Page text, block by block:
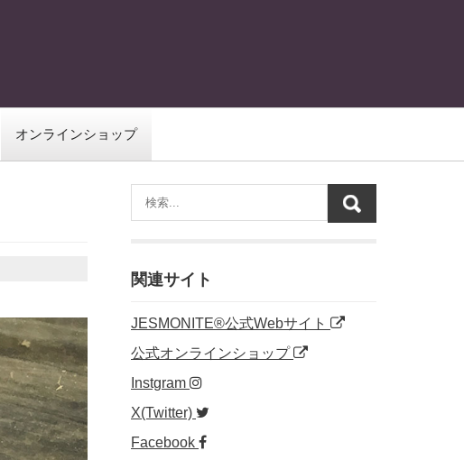
オンラインショップ
関連サイト
JESMONITE®公式Webサイト
公式オンラインショップ
Instgram
X(Twitter)
Facebook